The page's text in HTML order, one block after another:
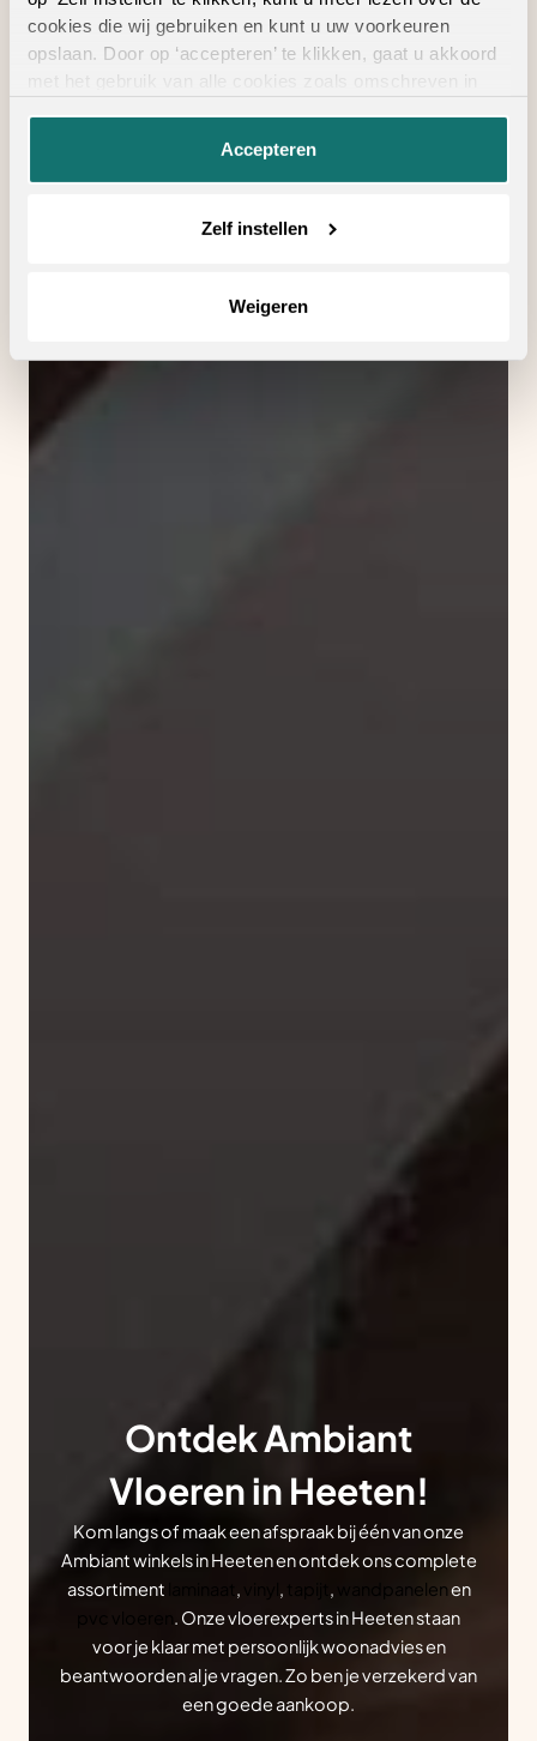
cookies die wij gebruiken en kunt u uw voorkeuren
opslaan. Door op ‘accepteren’ te klikken, gaat u akkoord
Accepteren
Zelf instellen
Weigeren
Ontdek Ambiant
Vloeren in Heeten!
Kom langs of maak een afspraak bij één van onze
Ambiant winkels in Heeten en ontdek ons complete
assortiment
, , , wandpanelenen
. Onze vloerexperts in Heeten staan
voor je klaar met persoonlijk woonadvies en
beantwoorden al je vragen. Zo ben je verzekerd van
een goede aankoop.